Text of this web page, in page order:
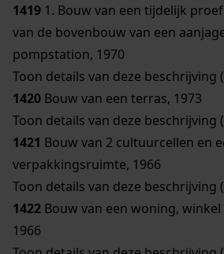
1419 1. Bouw van een tijdelijk
van de bovenbouw van een
pompstation, 1970
Toon details van deze beschrijving
1420 Bouw van een terras, 1973
Toon details van deze beschrijving
1421 Bouw van 2 cultuurcellen en
verpakkingsruimte, 1966
Toon details van deze beschrijving
1422 Bouw van een woning,
1966